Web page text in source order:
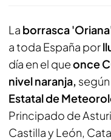
La borrasca
a toda España por
día en el queonce
nivel naranja,
Estatal de
Principado de
Castilla y León,